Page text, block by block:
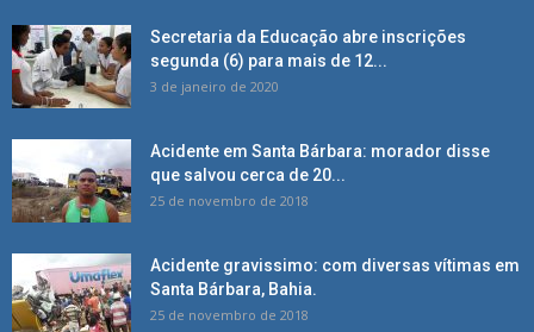
Secretaria da Educação abre inscrições
segunda (6) para mais de 12...
3 de janeiro de 2020
Acidente em Santa Bárbara: morador disse
que salvou cerca de 20...
25 de novembro de 2018
Acidente gravissimo: com diversas vítimas em
Santa Bárbara, Bahia.
25 de novembro de 2018